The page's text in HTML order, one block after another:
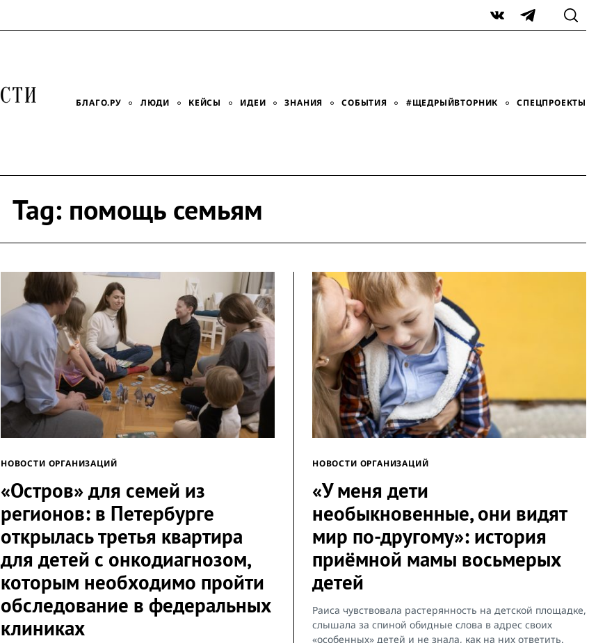
VK Telegram
БЛАГО.РУ ЛЮДИ КЕЙСЫ ИДЕИ ЗНАНИЯ СОБЫТИЯ #ЩЕДРЫЙВТОРНИК СПЕЦПРОЕКТЫ
Tag: помощь семьям
НОВОСТИ ОРГАНИЗАЦИЙ
«Остров» для семей из
регионов: в Петербурге
открылась третья квартира
для детей с онкодиагнозом,
которым необходимо пройти
обследование в федеральных
клиниках
НОВОСТИ ОРГАНИЗАЦИЙ
«У меня дети
необыкновенные, они видят
мир по-другому»: история
приёмной мамы восьмерых
детей
Раиса чувствовала растерянность на детской площадке,
слышала за спиной обидные слова в адрес своих
«особенных» детей и не знала, как на них ответить.